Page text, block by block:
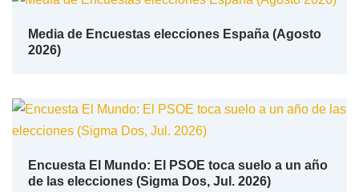
Media de Encuestas elecciones España (Agosto
2026)
Encuesta El Mundo: El PSOE toca suelo a un año
de las elecciones (Sigma Dos, Jul. 2026)